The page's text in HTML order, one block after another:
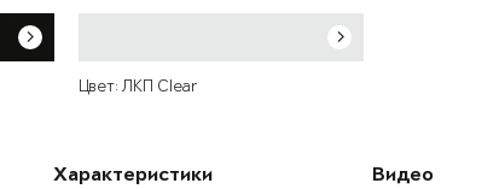
Цвет: ЛКП Clear
Характеристики Видео